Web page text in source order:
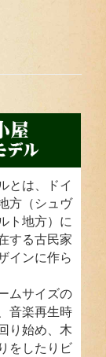
とは、ドイ
方（シュヴ
ト地方）に
する古民家
インに作ら
ムサイズの
音楽再生時
り始め、木
をしたりビ